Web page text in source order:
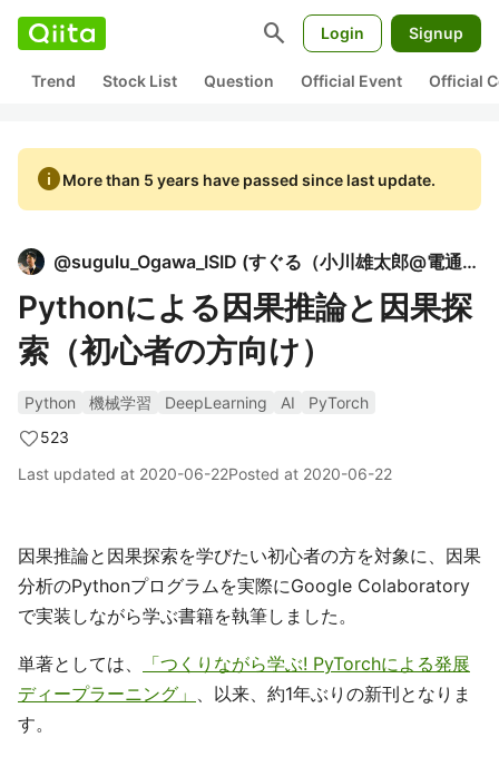
search Login Signup
Trend Stock List Question Official Event Official
infoMore than 5 years have passed since last update.
@sugulu_Ogawa_ISID (すぐる（小川雄太郎@電通国際情報サービスISID）
Pythonによる因果推論と因果探
索（初心者の方向け）
Python 機械学習 DeepLearning AI
PyTorch
523
Last updated at 2020-06-22Posted at 2020-06-22
因果推論と因果探索を学びたい初心者の方を対象に、因果
分析のPythonプログラムを実際にGoogle Colaboratory
で実装しながら学ぶ書籍を執筆しました。
単著としては、
「つくりながら学ぶ! PyTorchによる発展
ディープラーニング」 、以来、約1年ぶりの新刊となりま
す。